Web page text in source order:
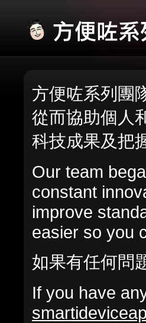
方便咗系列團
從而協助個人
科技成果及把
Our team
constant
improve
easier so you
如果有任何問
If you have